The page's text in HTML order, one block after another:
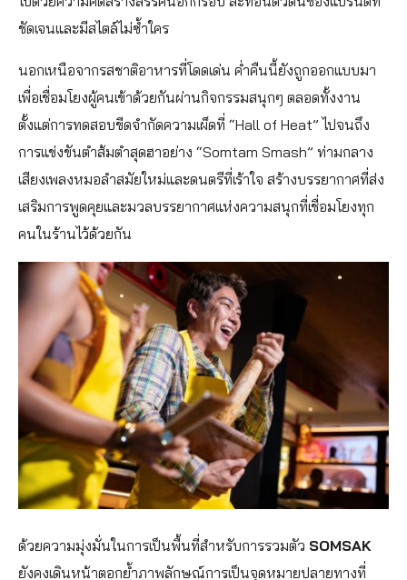
ชัดเจนและมีสไตล์ไม่ซ้ำใคร
นอกเหนือจากรสชาติอาหารที่โดดเด่น ค่ำคืนนี้ยังถูกออกแบบมา
เพื่อเชื่อมโยงผู้คนเข้าด้วยกันผ่านกิจกรรมสนุกๆ ตลอดทั้งงาน
ตั้งแต่การทดสอบขีดจำกัดความเผ็ดที่ “Hall of Heat” ไปจนถึง
การแข่งขันตำส้มตำสุดฮาอย่าง “Somtam Smash” ท่ามกลาง
เสียงเพลงหมอลำสมัยใหม่และดนตรีที่เร้าใจ สร้างบรรยากาศที่ส่ง
เสริมการพูดคุยและมวลบรรยากาศแห่งความสนุกที่เชื่อมโยงทุก
คนในร้านไว้ด้วยกัน
ด้วยความมุ่งมั่นในการเป็นพื้นที่สำหรับการรวมตัว SOMSAK
ยังคงเดินหน้าตอกย้ำภาพลักษณ์การเป็นจุดหมายปลายทางที่